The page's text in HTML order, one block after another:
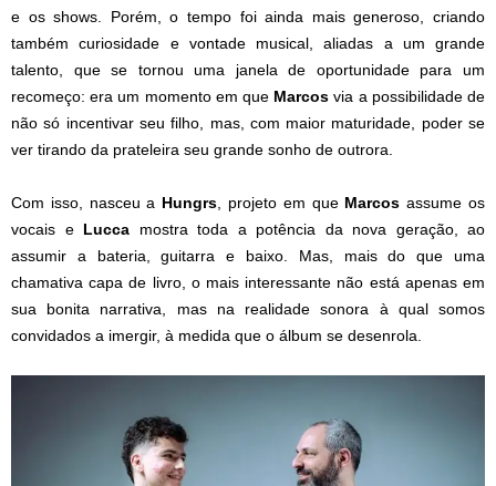
e os shows. Porém, o tempo foi ainda mais generoso, criando
também curiosidade e vontade musical, aliadas a um grande
talento, que se tornou uma janela de oportunidade para um
recomeço: era um momento em que Marcos via a possibilidade de
não só incentivar seu filho, mas, com maior maturidade, poder se
ver tirando da prateleira seu grande sonho de outrora.
Com isso, nasceu a Hungrs , projeto em que Marcos assume os
vocais e Lucca mostra toda a potência da nova geração, ao
assumir a bateria, guitarra e baixo. Mas, mais do que uma
chamativa capa de livro, o mais interessante não está apenas em
sua bonita narrativa, mas na realidade sonora à qual somos
convidados a imergir, à medida que o álbum se desenrola.